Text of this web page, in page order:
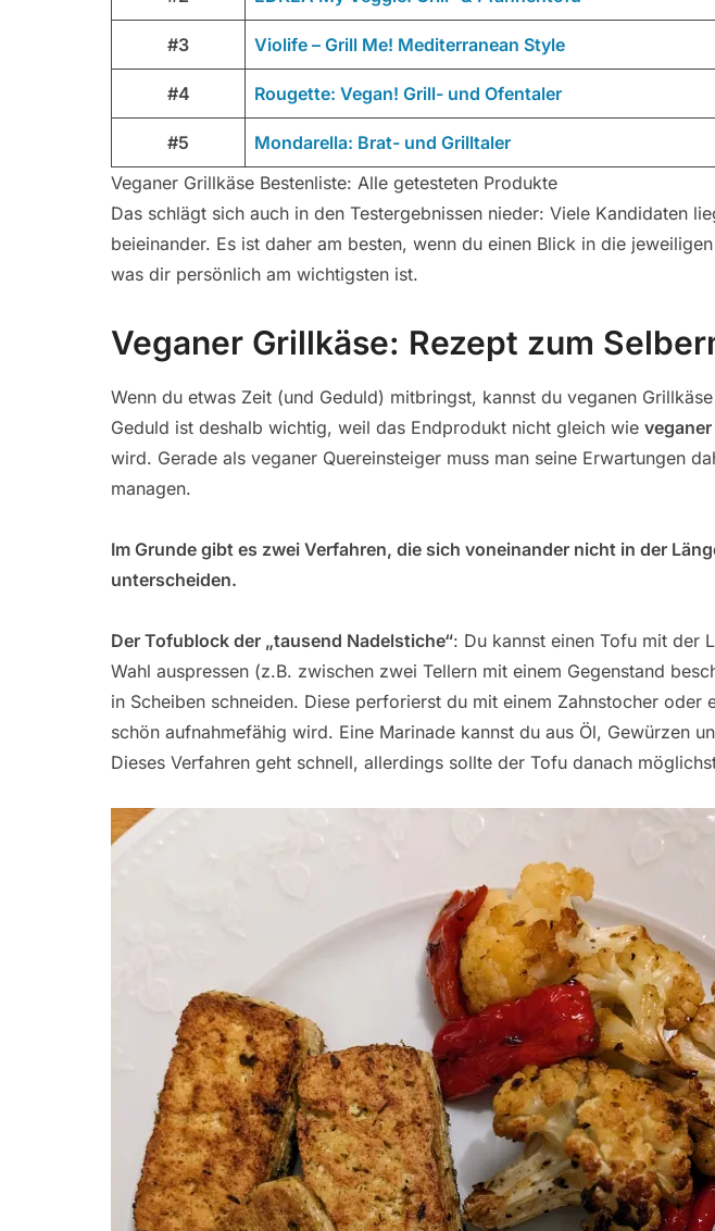
#3 Violife – Grill Me! Mediterranean Style
#4 Rougette: Vegan! Grill- und Ofentaler
#5 Mondarella: Brat- und Grilltaler
Veganer Grillkäse Bestenliste: Alle getesteten Produkte
Das schlägt sich auch in den Testergebnissen nieder: Viele Kandidaten
beieinander. Es ist daher am besten, wenn du einen Blick in die
was dir persönlich am wichtigsten ist.
Veganer Grillkäse: Rezept zum
Wenn du etwas Zeit (und Geduld) mitbringst, kannst du veganen
Geduld ist deshalb wichtig, weil das Endprodukt nicht gleich wie
wird. Gerade als veganer Quereinsteiger muss man seine Erwartungen
managen.
Im Grunde gibt es zwei Verfahren, die sich voneinander nicht in der
unterscheiden.
Der Tofublock der „tausend Nadelstiche“: Du kannst einen Tofu mit der
Wahl auspressen (z.B. zwischen zwei Tellern mit einem Gegenstand
in Scheiben schneiden. Diese perforierst du mit einem Zahnstocher oder
schön aufnahmefähig wird. Eine Marinade kannst du aus Öl, Gewürzen
Dieses Verfahren geht schnell, allerdings sollte der Tofu danach